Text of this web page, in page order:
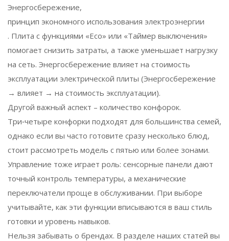
Энергосбережение,
принцип экономного использования электроэнергии
. Плита с функциями «Eco» или «Таймер выключения»
помогает снизить затраты, а также уменьшает нагрузку
на сеть. Энергосбережение влияет на стоимость
эксплуатации электрической плиты (Энергосбережение
→ влияет → на стоимость эксплуатации).
Другой важный аспект – количество конфорок.
Три‑четыре конфорки подходят для большинства семей,
однако если вы часто готовите сразу несколько блюд,
стоит рассмотреть модель с пятью или более зонами.
Управление тоже играет роль: сенсорные панели дают
точный контроль температуры, а механические
переключатели проще в обслуживании. При выборе
учитывайте, как эти функции вписываются в ваш стиль
готовки и уровень навыков.
Нельзя забывать о брендах. В разделе наших статей вы